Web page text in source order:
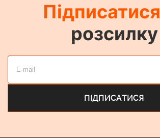
Підписатися
розсилку